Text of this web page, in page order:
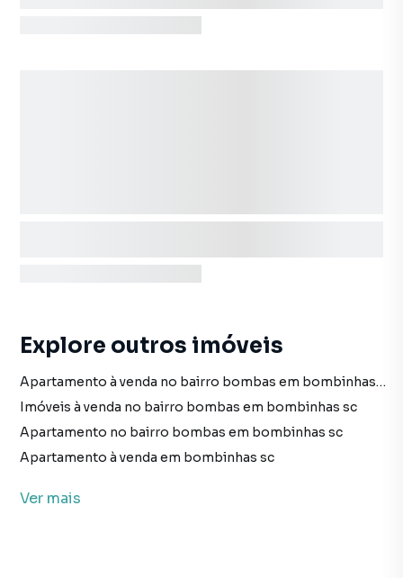
Explore outros imóveis
Apartamento à venda no bairro bombas em bombinhas sc com 1 vaga
Imóveis à venda no bairro bombas em bombinhas sc
Apartamento no bairro bombas em bombinhas sc
Apartamento à venda em bombinhas sc
Apartamento em bombinhas sc
Ver mais